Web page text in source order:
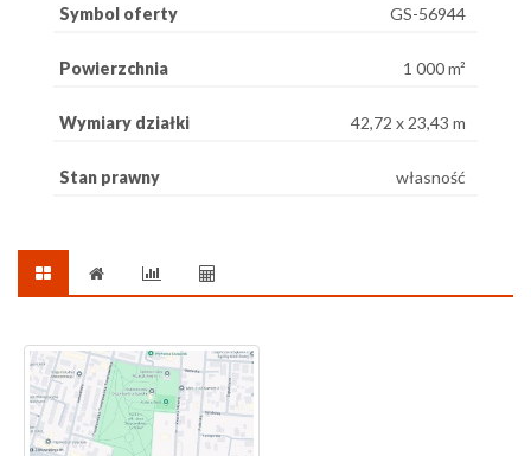
Symbol oferty GS-56944
Powierzchnia 1 000 m²
Wymiary działki 42,72 x 23,43 m
Stan prawny własność